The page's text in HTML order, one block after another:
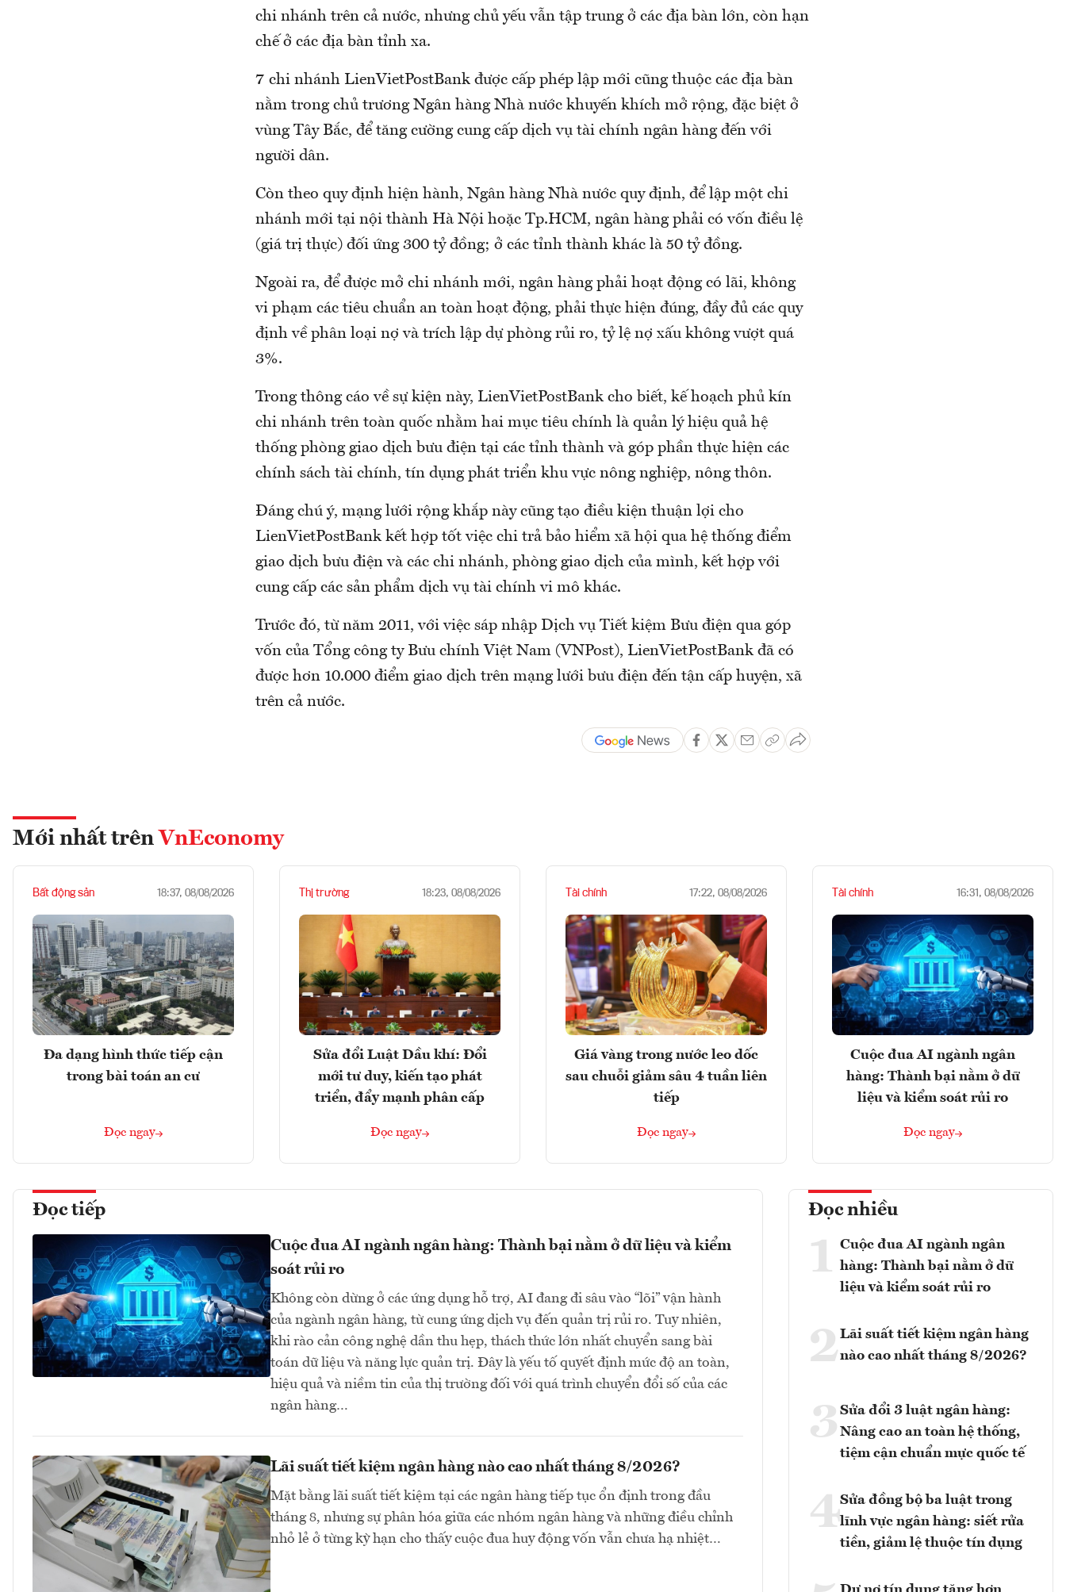
chi nhánh trên cả nước, nhưng chủ yếu vẫn tập trung ở các địa bàn lớn, còn hạn
chế ở các địa bàn tỉnh xa.
7 chi nhánh LienVietPostBank được cấp phép lập mới cũng thuộc các địa bàn
nằm trong chủ trương Ngân hàng Nhà nước khuyến khích mở rộng, đặc biệt ở
vùng Tây Bắc, để tăng cường cung cấp dịch vụ tài chính ngân hàng đến với
người dân.
Còn theo quy định hiện hành, Ngân hàng Nhà nước quy định, để lập một chi
nhánh mới tại nội thành Hà Nội hoặc Tp.HCM, ngân hàng phải có vốn điều lệ
(giá trị thực) đối ứng 300 tỷ đồng; ở các tỉnh thành khác là 50 tỷ đồng.
Ngoài ra, để được mở chi nhánh mới, ngân hàng phải hoạt động có lãi, không
vi phạm các tiêu chuẩn an toàn hoạt động, phải thực hiện đúng, đầy đủ các quy
định về phân loại nợ và trích lập dự phòng rủi ro, tỷ lệ nợ xấu không vượt quá
3%.
Trong thông cáo về sự kiện này, LienVietPostBank cho biết, kế hoạch phủ kín
chi nhánh trên toàn quốc nhằm hai mục tiêu chính là quản lý hiệu quả hệ
thống phòng giao dịch bưu điện tại các tỉnh thành và góp phần thực hiện các
chính sách tài chính, tín dụng phát triển khu vực nông nghiệp, nông thôn.
Đáng chú ý, mạng lưới rộng khắp này cũng tạo điều kiện thuận lợi cho
LienVietPostBank kết hợp tốt việc chi trả bảo hiểm xã hội qua hệ thống điểm
giao dịch bưu điện và các chi nhánh, phòng giao dịch của mình, kết hợp với
cung cấp các sản phẩm dịch vụ tài chính vi mô khác.
Trước đó, từ năm 2011, với việc sáp nhập Dịch vụ Tiết kiệm Bưu điện qua góp
vốn của Tổng công ty Bưu chính Việt Nam (VNPost), LienVietPostBank đã có
được hơn 10.000 điểm giao dịch trên mạng lưới bưu điện đến tận cấp huyện, xã
trên cả nước.
Mới nhất trên VnEconomy
Bất động sản 18:37, 08/08/2026
Đa dạng hình thức tiếp cận
trong bài toán an cư
Đọc ngay
Thị trường 18:23, 08/08/2026
Sửa đổi Luật Dầu khí: Đổi
mới tư duy, kiến tạo phát
triển, đẩy mạnh phân cấp
Đọc ngay
Tài chính 17:22, 08/08/2026
Giá vàng trong nước leo dốc
sau chuỗi giảm sâu 4 tuần liên
tiếp
Đọc ngay
Tài chính 16:31, 08/08/2026
Cuộc đua AI ngành ngân
hàng: Thành bại nằm ở dữ
liệu và kiểm soát rủi ro
Đọc ngay
Đọc tiếp
Cuộc đua AI ngành ngân hàng: Thành bại nằm ở dữ liệu và kiểm
soát rủi ro
Không còn dừng ở các ứng dụng hỗ trợ, AI đang đi sâu vào “lõi” vận hành
của ngành ngân hàng, từ cung ứng dịch vụ đến quản trị rủi ro. Tuy nhiên,
khi rào cản công nghệ dần thu hẹp, thách thức lớn nhất chuyển sang bài
toán dữ liệu và năng lực quản trị. Đây là yếu tố quyết định mức độ an toàn,
hiệu quả và niềm tin của thị trường đối với quá trình chuyển đổi số của các
ngân hàng…
Lãi suất tiết kiệm ngân hàng nào cao nhất tháng 8/2026?
Mặt bằng lãi suất tiết kiệm tại các ngân hàng tiếp tục ổn định trong đầu
tháng 8, nhưng sự phân hóa giữa các nhóm ngân hàng và những điều chỉnh
nhỏ lẻ ở từng kỳ hạn cho thấy cuộc đua huy động vốn vẫn chưa hạ nhiệt…
Đọc nhiều
1 Cuộc đua AI ngành ngân
hàng: Thành bại nằm ở dữ
liệu và kiểm soát rủi ro
2Lãi suất tiết kiệm ngân hàng
nào cao nhất tháng 8/2026?
3 Sửa đổi 3 luật ngân hàng:
Nâng cao an toàn hệ thống,
tiệm cận chuẩn mực quốc tế
4Sửa đồng bộ ba luật trong
lĩnh vực ngân hàng: siết rửa
tiền, giảm lệ thuộc tín dụng